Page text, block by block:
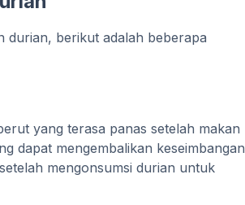
durian, berikut adalah beberapa
yang terasa panas setelah makan
dapat mengembalikan keseimbangan
mengonsumsi durian untuk